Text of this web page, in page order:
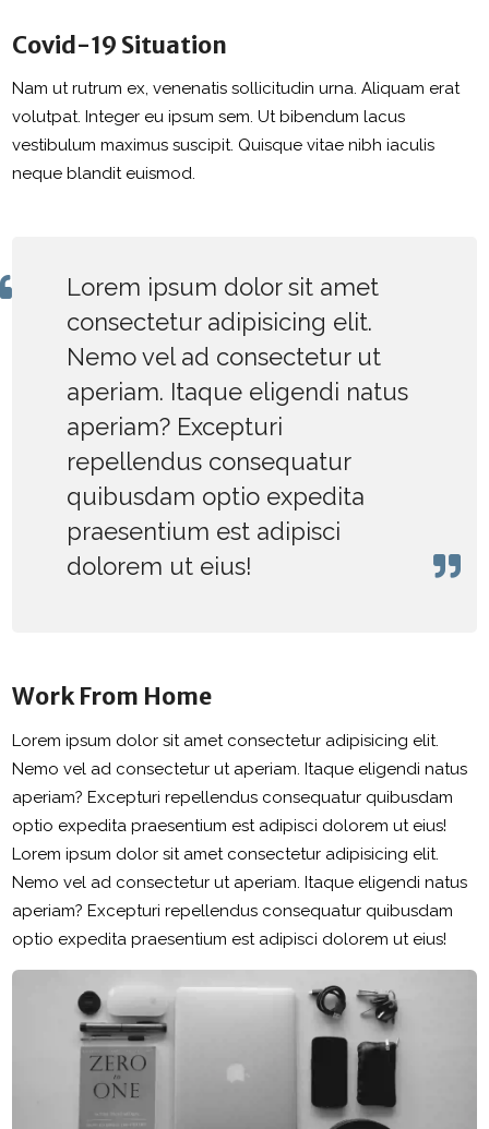
Covid-19 Situation
Nam ut rutrum ex, venenatis sollicitudin urna. Aliquam erat
volutpat. Integer eu ipsum sem. Ut bibendum lacus
vestibulum maximus suscipit. Quisque vitae nibh iaculis
neque blandit euismod.
Lorem ipsum dolor sit amet
consectetur adipisicing elit.
Nemo vel ad consectetur ut
aperiam. Itaque eligendi natus
aperiam? Excepturi
repellendus consequatur
quibusdam optio expedita
praesentium est adipisci
dolorem ut eius!
Work From Home
Lorem ipsum dolor sit amet consectetur adipisicing elit.
Nemo vel ad consectetur ut aperiam. Itaque eligendi natus
aperiam? Excepturi repellendus consequatur quibusdam
optio expedita praesentium est adipisci dolorem ut eius!
Lorem ipsum dolor sit amet consectetur adipisicing elit.
Nemo vel ad consectetur ut aperiam. Itaque eligendi natus
aperiam? Excepturi repellendus consequatur quibusdam
optio expedita praesentium est adipisci dolorem ut eius!